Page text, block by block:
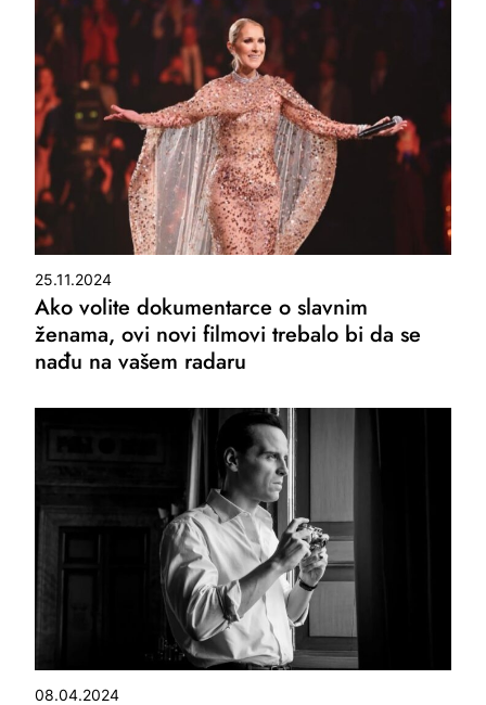
25.11.2024
Ako volite dokumentarce o slavnim
ženama, ovi novi filmovi trebalo bi da se
nađu na vašem radaru
08.04.2024